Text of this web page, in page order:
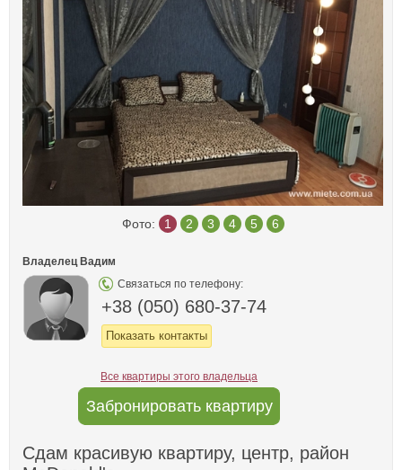
Фото: 1 2 3 4 5 6
Владелец Вадим
Связаться по телефону:
+38 (050) 680-37-74
Показать контакты
Все квартиры этого владельца
Забронировать квартиру
Сдам красивую квартиру, центр, район